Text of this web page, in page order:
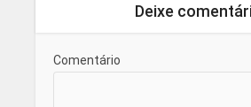
Deixe
Comentário